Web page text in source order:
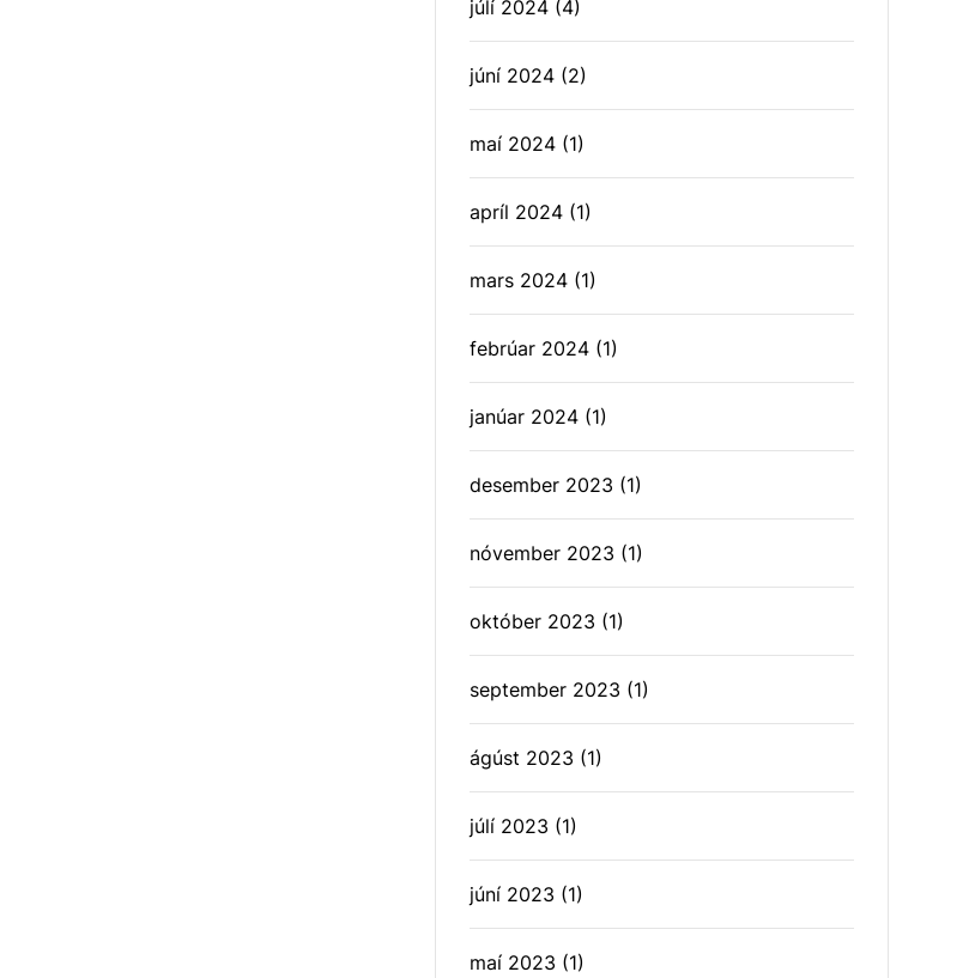
júlí 2024 (4)
júní 2024 (2)
maí 2024 (1)
apríl 2024 (1)
mars 2024 (1)
febrúar 2024 (1)
janúar 2024 (1)
desember 2023 (1)
nóvember 2023 (1)
október 2023 (1)
september 2023 (1)
ágúst 2023 (1)
júlí 2023 (1)
júní 2023 (1)
maí 2023 (1)